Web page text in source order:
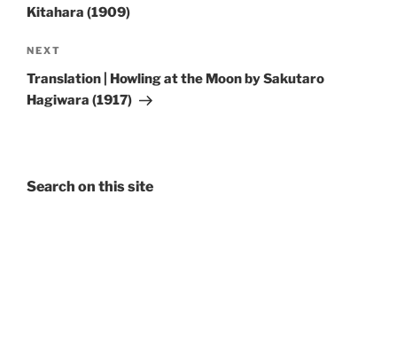
Kitahara (1909)
Next
Post
NEXT
Translation | Howling at the Moon by Sakutaro
Hagiwara (1917)
Search on this site